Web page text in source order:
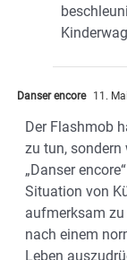
Danser encore 11.
Der Flashmob
zu tun, sondern
„Danser
Situation von
aufmerksam
nach einem
Leben